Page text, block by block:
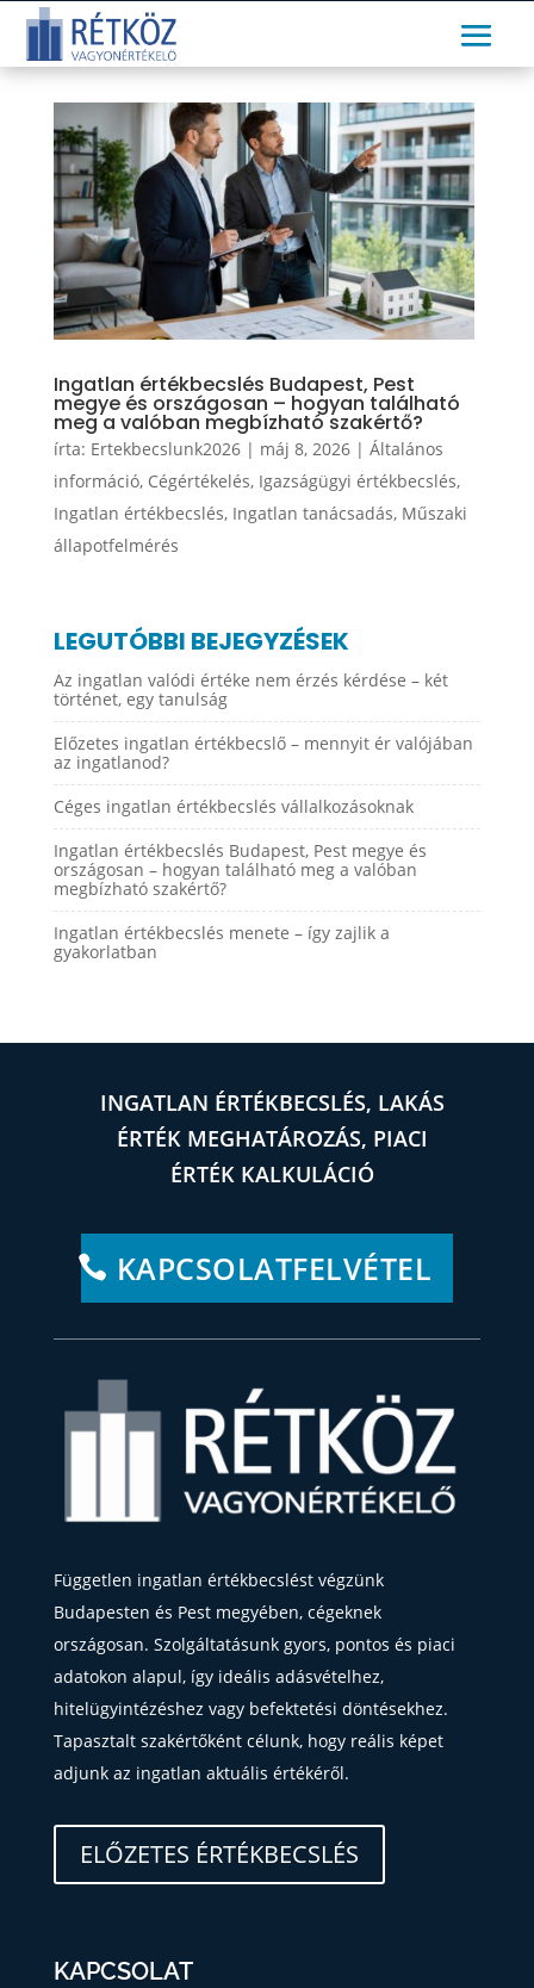
Ingatlan értékbecslés Budapest, Pest
megye és országosan – hogyan található
meg a valóban megbízható szakértő?
írta: Ertekbecslunk2026| máj 8, 2026| Általános
információ, Cégértékelés, Igazságügyi értékbecslés,
Ingatlan értékbecslés, Ingatlan tanácsadás, Műszaki
állapotfelmérés
LEGUTÓBBI BEJEGYZÉSEK
Az ingatlan valódi értéke nem érzés kérdése – két
történet, egy tanulság
Előzetes ingatlan értékbecslő – mennyit ér valójában
az ingatlanod?
Céges ingatlan értékbecslés vállalkozásoknak
Ingatlan értékbecslés Budapest, Pest megye és
országosan – hogyan található meg a valóban
megbízható szakértő?
Ingatlan értékbecslés menete – így zajlik a
gyakorlatban
INGATLAN ÉRTÉKBECSLÉS, LAKÁS
ÉRTÉK MEGHATÁROZÁS, PIACI
ÉRTÉK KALKULÁCIÓ
KAPCSOLATFELVÉTEL
Független ingatlan értékbecslést végzünk
Budapesten és Pest megyében, cégeknek
országosan. Szolgáltatásunk gyors, pontos és piaci
adatokon alapul, így ideális adásvételhez,
hitelügyintézéshez vagy befektetési döntésekhez.
Tapasztalt szakértőként célunk, hogy reális képet
adjunk az ingatlan aktuális értékéről.
ELŐZETES ÉRTÉKBECSLÉS
KAPCSOLAT